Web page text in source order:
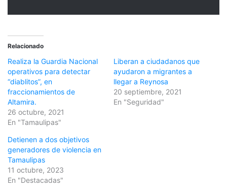
Relacionado
Realiza la Guardia Nacional
operativos para detectar
“diablitos”, en
fraccionamientos de
Altamira.
26 octubre, 2021
En "Tamaulipas"
Liberan a ciudadanos que
ayudaron a migrantes a
llegar a Reynosa
20 septiembre, 2021
En "Seguridad"
Detienen a dos objetivos
generadores de violencia en
Tamaulipas
11 octubre, 2023
En "Destacadas"